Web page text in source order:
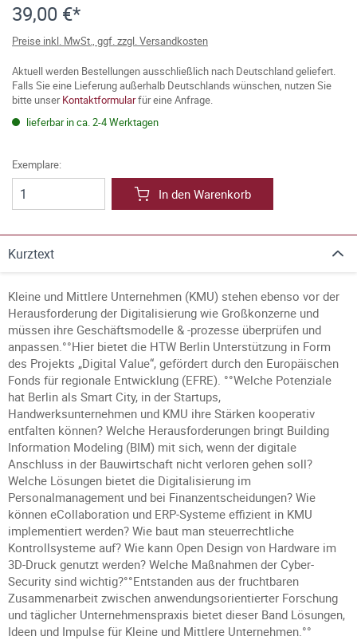
39,00 €*
Preise inkl. MwSt., ggf. zzgl. Versandkosten
Aktuell werden Bestellungen ausschließlich nach Deutschland geliefert.
Falls Sie eine Lieferung außerhalb Deutschlands wünschen, nutzen Sie
bitte unserKontaktformularfür eine Anfrage.
lieferbar in ca. 2-4 Werktagen
Exemplare:
In den Warenkorb
Kurztext
Kleine und Mittlere Unternehmen (KMU) stehen ebenso vor der
Herausforderung der Digitalisierung wie Großkonzerne und
müssen ihre Geschäftsmodelle & -prozesse überprüfen und
anpassen.°°Hier bietet die HTW Berlin Unterstützung in Form
des Projekts „Digital Value“, gefördert durch den Europäischen
Fonds für regionale Entwicklung (EFRE). °°Welche Potenziale
hat Berlin als Smart City, in der Startups,
Handwerksunternehmen und KMU ihre Stärken kooperativ
entfalten können? Welche Herausforderungen bringt Building
Information Modeling (BIM) mit sich, wenn der digitale
Anschluss in der Bauwirtschaft nicht verloren gehen soll?
Welche Lösungen bietet die Digitalisierung im
Personalmanagement und bei Finanzentscheidungen? Wie
können eCollaboration und ERP-Systeme effizient in KMU
implementiert werden? Wie baut man steuerrechtliche
Kontrollsysteme auf? Wie kann Open Design von Hardware im
3D-Druck genutzt werden? Welche Maßnahmen der Cyber-
Security sind wichtig?°°Entstanden aus der fruchtbaren
Zusammenarbeit zwischen anwendungsorientierter Forschung
und täglicher Unternehmenspraxis bietet dieser Band Lösungen,
Ideen und Impulse für Kleine und Mittlere Unternehmen.°°